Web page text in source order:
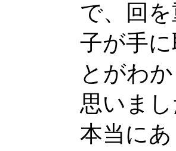
で、回
子が手
とがわ
思いま
本当に